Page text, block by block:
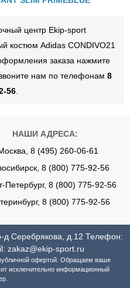
центр Ekip-sport
костюм Adidas CONDIVO21
заказа нажмите
нам по телефонам 8
56
НАШИ АДРЕСА:
8 (495) 260-06-61
8 (800) 775-92-56
Петербург, 8 (800) 775-92-56
8 (800) 775-92-56
д Серебрякова, д.12 Телефон:
zakaz@ekip-sport.ru
офертой. Обращаем ваше
исключительно информационный